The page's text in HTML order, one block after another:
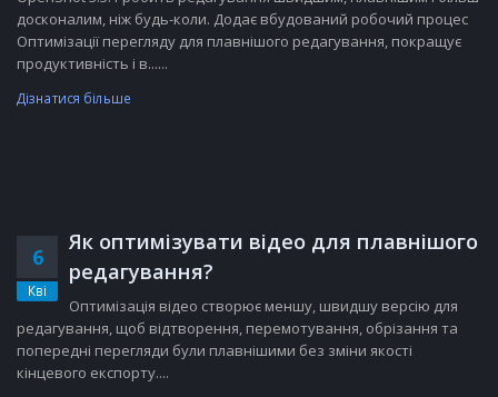
досконалим, ніж будь-коли. Додає вбудований робочий процес
Оптимізації перегляду для плавнішого редагування, покращує
продуктивність і в......
Дізнатися більше
6
Кві
Як оптимізувати відео для плавнішого
редагування?
Оптимізація відео створює меншу, швидшу версію для
редагування, щоб відтворення, перемотування, обрізання та
попередні перегляди були плавнішими без зміни якості
кінцевого експорту....